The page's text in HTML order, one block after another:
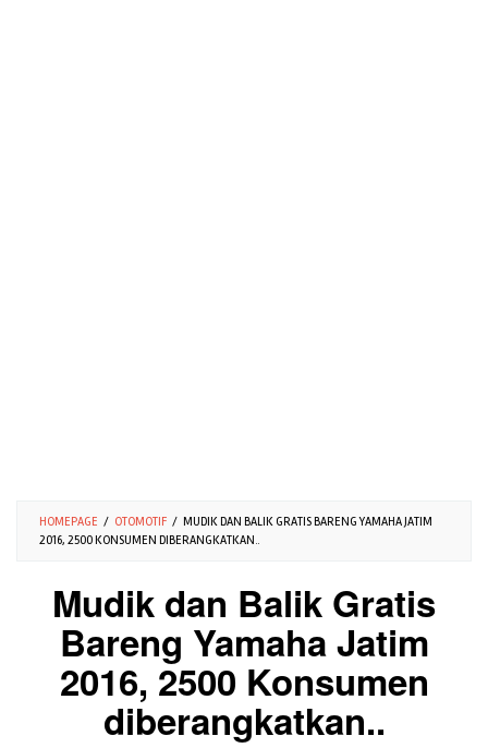
HOMEPAGE / OTOMOTIF / MUDIK DAN BALIK GRATIS BARENG YAMAHA JATIM
2016, 2500 KONSUMEN DIBERANGKATKAN..
Mudik dan Balik Gratis
Bareng Yamaha Jatim
2016, 2500 Konsumen
diberangkatkan..